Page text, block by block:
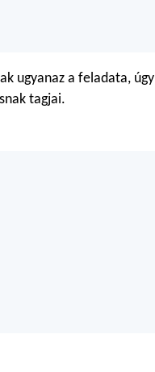
ugyanaz a feladata, úgy
tagjai.